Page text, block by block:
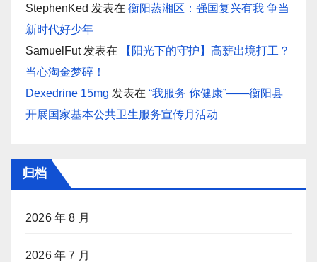
StephenKed 发表在 衡阳蒸湘区：强国复兴有我 争当
新时代好少年
SamuelFut发表在
【阳光下的守护】高薪出境打工？
当心淘金梦碎！
Dexedrine 15mg 发表在 “我服务 你健康”——衡阳县
开展国家基本公共卫生服务宣传月活动
归档
2026 年 8 月
2026 年 7 月